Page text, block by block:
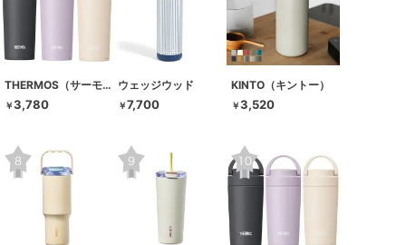
THERMOS（サーモス）
￥3,780
ウェッジウッド
￥7,700
KINTO（キントー）
￥3,520